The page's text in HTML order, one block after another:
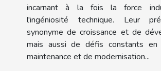
incarnant à la fois la force
l'ingéniosité technique. Leur
synonyme de croissance et de
mais aussi de défis constants en
maintenance et de modernisation...